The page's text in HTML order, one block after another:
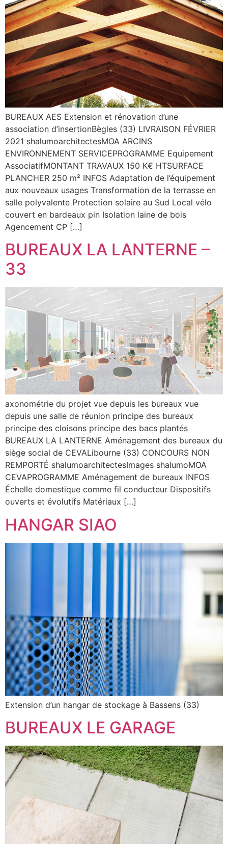
BUREAUX AES Extension et rénovation d’une
association d’insertionBègles (33) LIVRAISON FÉVRIER
2021 shalumoarchitectesMOA ARCINS
ENVIRONNEMENT SERVICEPROGRAMME Equipement
AssociatifMONTANT TRAVAUX 150 K€ HTSURFACE
PLANCHER 250 m² INFOS Adaptation de l’équipement
aux nouveaux usages Transformation de la terrasse en
salle polyvalente Protection solaire au Sud Local vélo
couvert en bardeaux pin Isolation laine de bois
Agencement CP […]
BUREAUX LA LANTERNE –
33
axonométrie du projet vue depuis les bureaux vue
depuis une salle de réunion principe des bureaux
principe des cloisons principe des bacs plantés
BUREAUX LA LANTERNE Aménagement des bureaux du
siège social de CEVALibourne (33) CONCOURS NON
REMPORTÉ shalumoarchitectesImages shalumoMOA
CEVAPROGRAMME Aménagement de bureaux INFOS
Échelle domestique comme fil conducteur Dispositifs
ouverts et évolutifs Matériaux […]
HANGAR SIAO
Extension d’un hangar de stockage à Bassens (33)
BUREAUX LE GARAGE